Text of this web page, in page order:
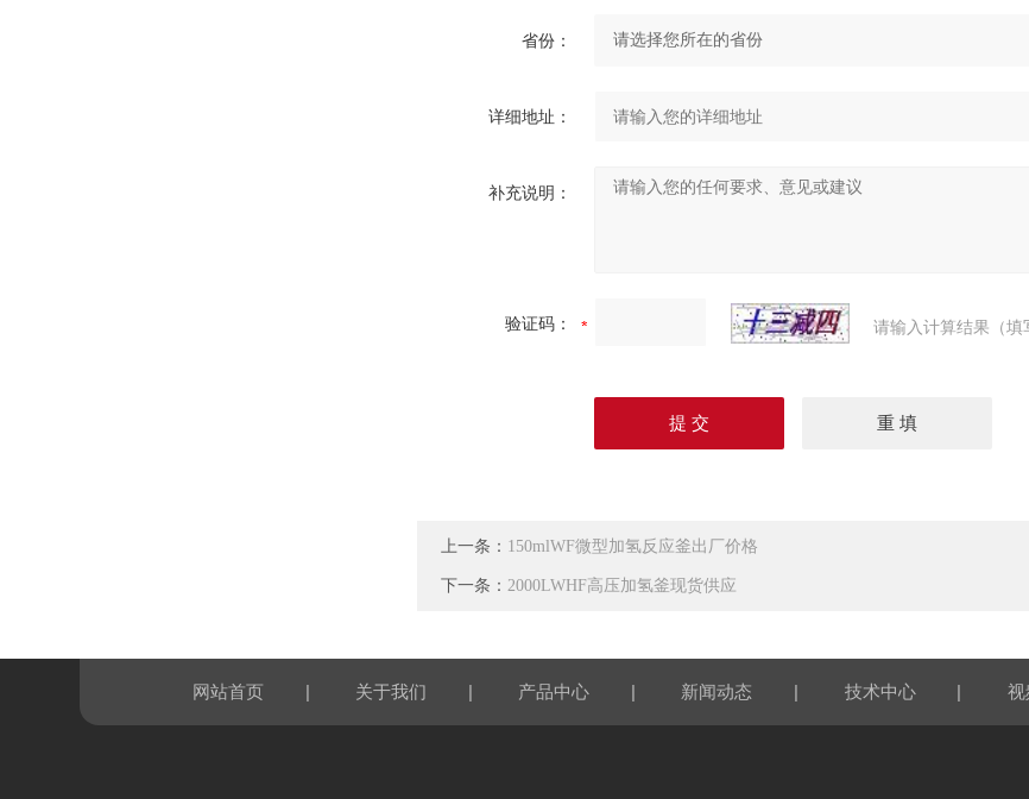
省份：
详细地址：
补充说明：
验证码： 请输入计算结果（填
上一条： 150mlWF微型加氢反应釜出厂价格
下一条： 2000LWHF高压加氢釜现货供应
网站首页 | 关于我们 | 产品中心 | 新闻动态 | 技术中心 | 视